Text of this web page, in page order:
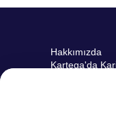
Hakkımızda
Kartega'da